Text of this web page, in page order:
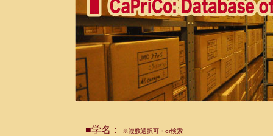
■学名： ※複数選択可・or検索